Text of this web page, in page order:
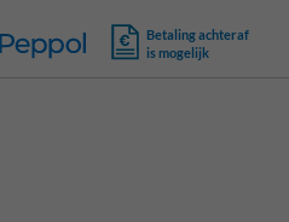
Betaling achteraf
is mogelijk